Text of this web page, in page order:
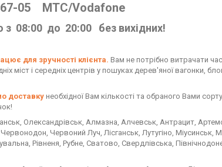
67-05 МТС/Vodafone
08:00 до 20:00 без вихідних!
для зручності клієнта. Вам не потрібно витрачати
міст і середніх центрів у пошуках дерев'яної вагонки,
доставкунеобхідної Вам кількості та обраного Вами
Олександрівськ, Алмазна, Алчевськ, Антрацит,
Червонодон, Червоний Луч, Лісганськ, Лутугіно,
Рівненя, Рубне, Сватово, Свердлівська,